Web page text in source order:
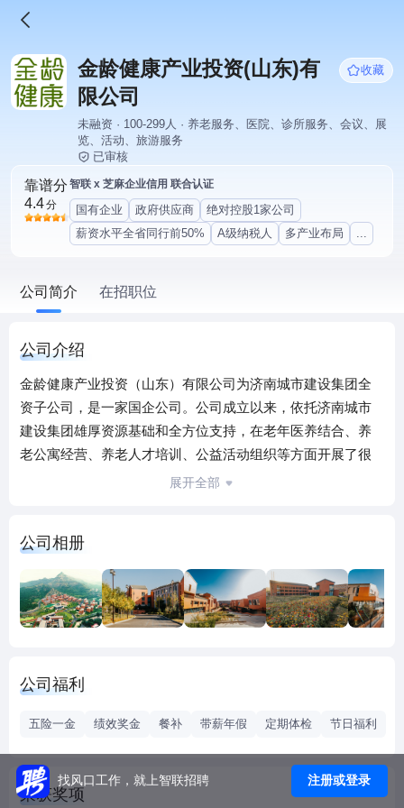
金龄健康产业投资(山东)有
限公司
收藏
未融资 · 100-299人 · 养老服务、医院、诊所服务、会议、展
览、活动、旅游服务
已审核
靠谱分
4.4分
智联 x 芝麻企业信用 联合认证
国有企业 政府供应商
绝对控股1家公司
薪资水平全省同行前50%
A级纳税人 多产业布局 ...
公司简介 在招职位
公司介绍
金龄健康产业投资（山东）有限公司为济南城市建设集团全
资子公司，是一家国企公司。公司成立以来，依托济南城市
建设集团雄厚资源基础和全方位支持，在老年医养结合、养
老公寓经营、养老人才培训、公益活动组织等方面开展了很
多开创性工作，取得显著成果，先后被有关部门和行业机构
目前公司主要运营金龄健康·山东济南养老服务中心项目。
金龄健康-山东济南养老服务中心项目占地285亩，建筑面积
12万㎡，由45栋建筑单体组成，设计床位2200余张，总投资
约10亿元。项目内设济南市金龄老年公寓、济南金龄健康护
也对省内各类型的相关项目持续关注，做好项目扩展准备。
展开全部
公司相册
公司福利
五险一金 绩效奖金 餐补 带薪年假 定期体检 节日福利
荣获奖项
找风口工作，就上智联招聘 注册或登录